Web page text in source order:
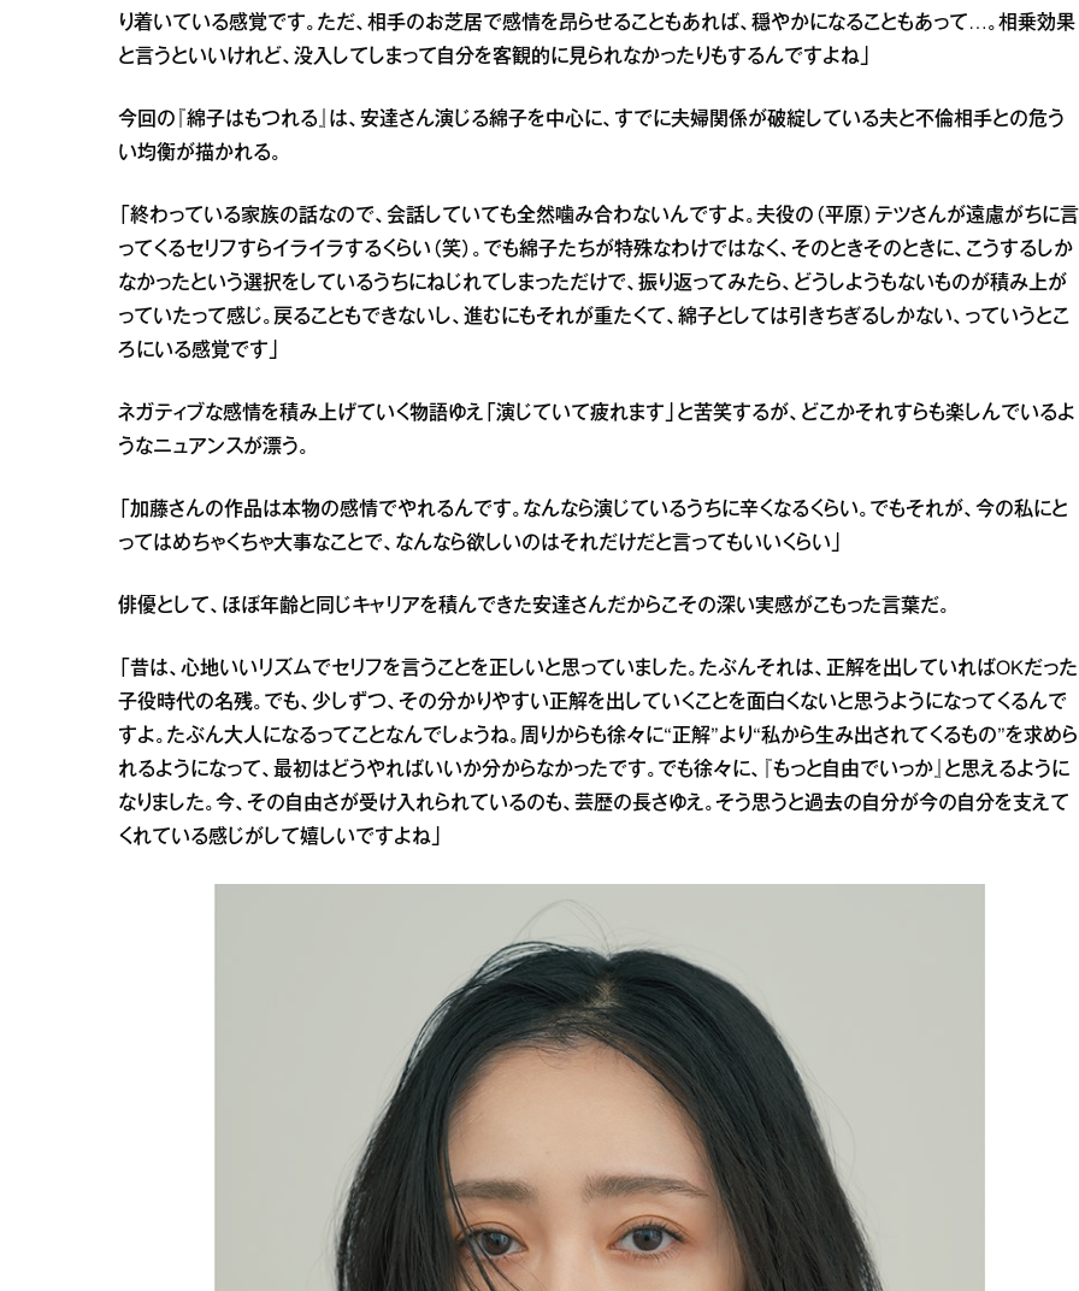
り着いている感覚です。ただ、相手のお芝居で感情を昂らせることもあれば、穏やかになることもあって…。相乗効果
と言うといいけれど、没入してしまって自分を客観的に見られなかったりもするんですよね」
今回の『綿子はもつれる』は、安達さん演じる綿子を中心に、すでに夫婦関係が破綻している夫と不倫相手との危う
い均衡が描かれる。
「終わっている家族の話なので、会話していても全然噛み合わないんですよ。夫役の（平原）テツさんが遠慮がちに言
ってくるセリフすらイライラするくらい（笑）。でも綿子たちが特殊なわけではなく、そのときそのときに、こうするしか
なかったという選択をしているうちにねじれてしまっただけで、振り返ってみたら、どうしようもないものが積み上が
っていたって感じ。戻ることもできないし、進むにもそれが重たくて、綿子としては引きちぎるしかない、っていうとこ
ろにいる感覚です」
ネガティブな感情を積み上げていく物語ゆえ「演じていて疲れます」と苦笑するが、どこかそれすらも楽しんでいるよ
うなニュアンスが漂う。
「加藤さんの作品は本物の感情でやれるんです。なんなら演じているうちに辛くなるくらい。でもそれが、今の私にと
ってはめちゃくちゃ大事なことで、なんなら欲しいのはそれだけだと言ってもいいくらい」
俳優として、ほぼ年齢と同じキャリアを積んできた安達さんだからこその深い実感がこもった言葉だ。
「昔は、心地いいリズムでセリフを言うことを正しいと思っていました。たぶんそれは、正解を出していればOKだった
子役時代の名残。でも、少しずつ、その分かりやすい正解を出していくことを面白くないと思うようになってくるんで
すよ。たぶん大人になるってことなんでしょうね。周りからも徐々に“正解”より“私から生み出されてくるもの”を求めら
れるようになって、最初はどうやればいいか分からなかったです。でも徐々に、『もっと自由でいっか』と思えるように
なりました。今、その自由さが受け入れられているのも、芸歴の長さゆえ。そう思うと過去の自分が今の自分を支えて
くれている感じがして嬉しいですよね」